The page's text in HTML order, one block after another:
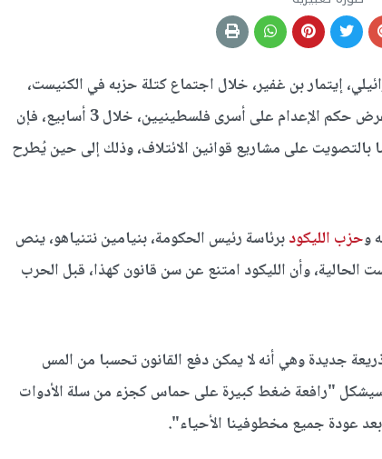
إيتمار بن غفير، خلال اجتماع كتلة حزبه في الكنيست،
اليوم الإثنين، بأنه إذا لم يطرح مشروع قانون يفرض حكم الإعدام على أسرى فلسطينيين، خلال 3 أسابيع، فإن
على مشاريع قوانين الائتلاف، وذلك إلى حين يُطرح
وحزب الليكودبرئاسة رئيس الحكومة، بنيامين نتنياهو، ينص
الحالية، وأن الليكود امتنع عن سن قانون كهذا، قبل الحرب
جديدة وهي أنه لا يمكن دفع القانون تحسبا من المس
سيشكل "رافعة ضغط كبيرة على حماس كجزء من سلة الأدوات
بعد عودة جميع مخطوفينا الأحياء".